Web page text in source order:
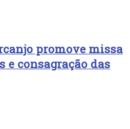
promove missa
e consagração das